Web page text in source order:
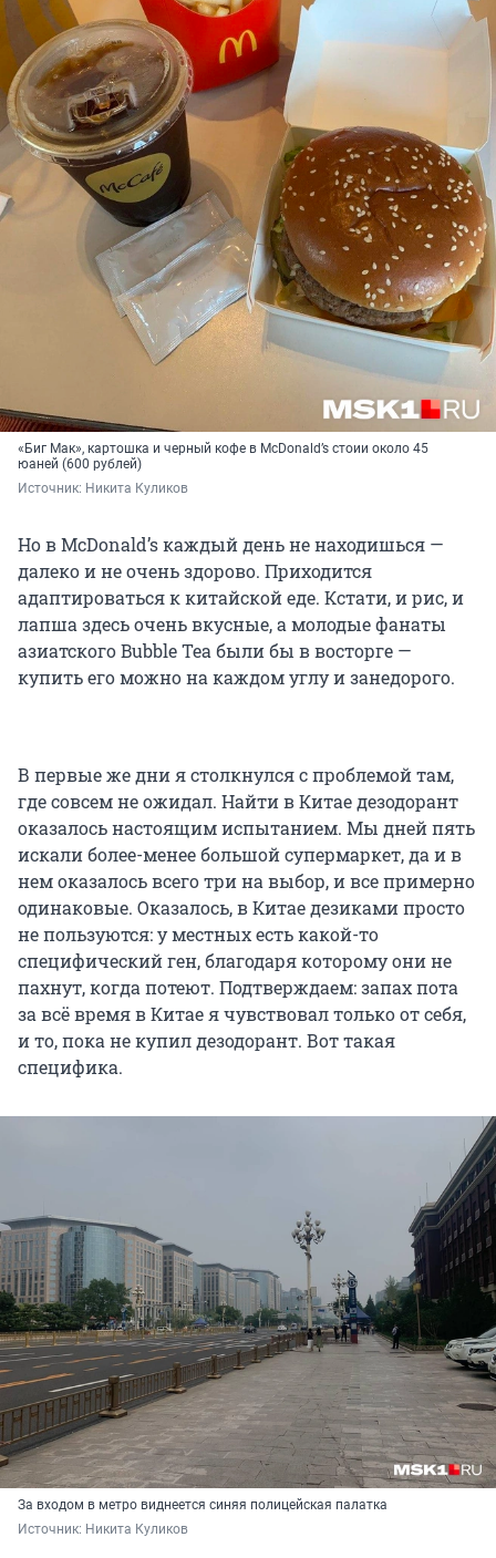
«Биг Мак», картошка и черный кофе в McDonald’s стоии около 45
юаней (600 рублей)
Источник: Никита Куликов
Но в McDonald’s каждый день не находишься —
далеко и не очень здорово. Приходится
адаптироваться к китайской еде. Кстати, и рис, и
лапша здесь очень вкусные, а молодые фанаты
азиатского Bubble Tea были бы в восторге —
купить его можно на каждом углу и занедорого.
В первые же дни я столкнулся с проблемой там,
где совсем не ожидал. Найти в Китае дезодорант
оказалось настоящим испытанием. Мы дней пять
искали более-менее большой супермаркет, да и в
нем оказалось всего три на выбор, и все примерно
одинаковые. Оказалось, в Китае дезиками просто
не пользуются: у местных есть какой-то
специфический ген, благодаря которому они не
пахнут, когда потеют. Подтверждаем: запах пота
за всё время в Китае я чувствовал только от себя,
и то, пока не купил дезодорант. Вот такая
специфика.
За входом в метро виднеется синяя полицейская палатка
Источник: Никита Куликов